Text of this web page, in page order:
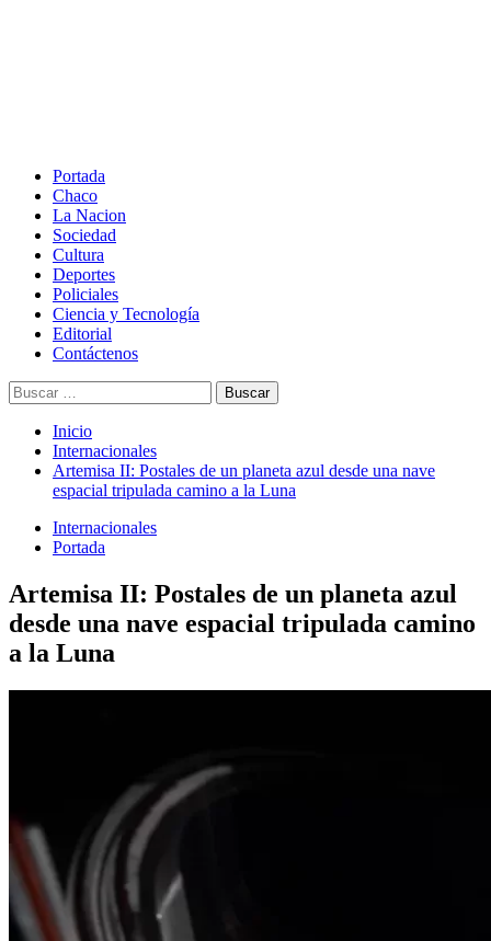
Portada
Chaco
La Nacion
Sociedad
Cultura
Deportes
Policiales
Ciencia y Tecnología
Editorial
Contáctenos
Buscar:
Inicio
Internacionales
Artemisa II: Postales de un planeta azul desde una nave
espacial tripulada camino a la Luna
Internacionales
Portada
Artemisa II: Postales de un planeta azul
desde una nave espacial tripulada camino
a la Luna